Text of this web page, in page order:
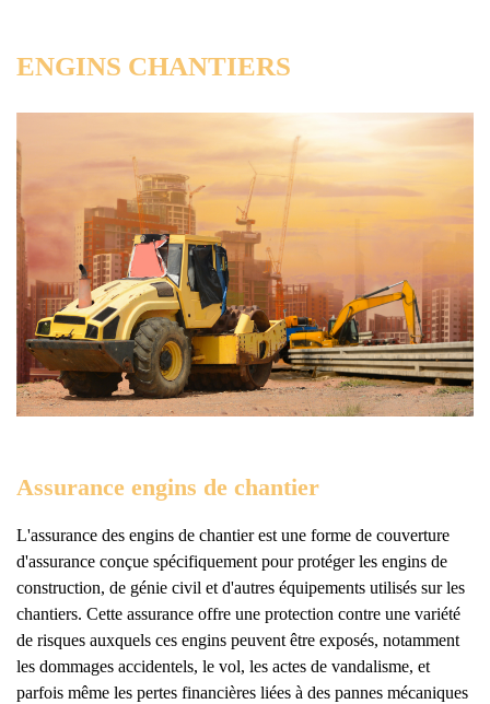
ENGINS CHANTIERS
Assurance engins de chantier
L'assurance des engins de chantier est une forme de couverture
d'assurance conçue spécifiquement pour protéger les engins de
construction, de génie civil et d'autres équipements utilisés sur les
chantiers. Cette assurance offre une protection contre une variété
de risques auxquels ces engins peuvent être exposés, notamment
les dommages accidentels, le vol, les actes de vandalisme, et
parfois même les pertes financières liées à des pannes mécaniques